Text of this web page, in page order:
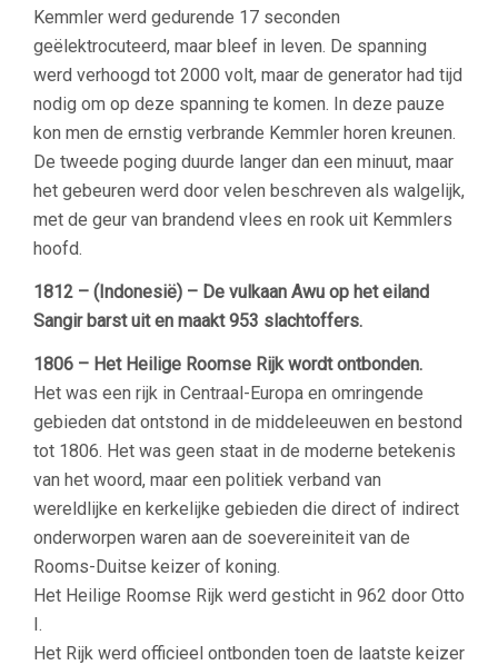
Kemmler werd gedurende 17 seconden
geëlektrocuteerd, maar bleef in leven. De spanning
werd verhoogd tot 2000 volt, maar de generator had tijd
nodig om op deze spanning te komen. In deze pauze
kon men de ernstig verbrande Kemmler horen kreunen.
De tweede poging duurde langer dan een minuut, maar
het gebeuren werd door velen beschreven als walgelijk,
met de geur van brandend vlees en rook uit Kemmlers
hoofd.
1812 – (Indonesië) – De vulkaan Awu op het eiland
Sangir barst uit en maakt 953 slachtoffers.
1806 – Het Heilige Roomse Rijk wordt ontbonden.
Het was een rijk in Centraal-Europa en omringende
gebieden dat ontstond in de middeleeuwen en bestond
tot 1806. Het was geen staat in de moderne betekenis
van het woord, maar een politiek verband van
wereldlijke en kerkelijke gebieden die direct of indirect
onderworpen waren aan de soevereiniteit van de
Rooms-Duitse keizer of koning.
Het Heilige Roomse Rijk werd gesticht in 962 door Otto
I.
Het Rijk werd officieel ontbonden toen de laatste keizer